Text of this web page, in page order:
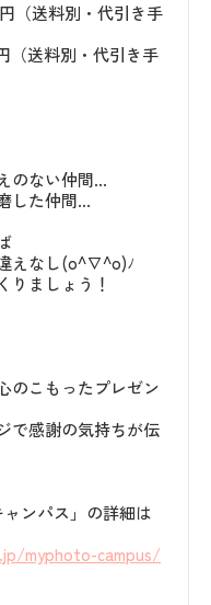
（送料別・代引き手
別・代引き手
のない仲間…
した仲間…
えなし(o^∇^o)ﾉ
りましょう！
こもったプレゼン
感謝の気持ちが伝
ス」の詳細は
myphoto-campus/